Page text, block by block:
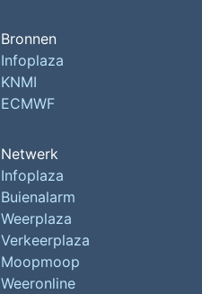
Bronnen
Infoplaza
KNMI
ECMWF
Netwerk
Infoplaza
Buienalarm
Weerplaza
Verkeerplaza
Moopmoop
Weeronline